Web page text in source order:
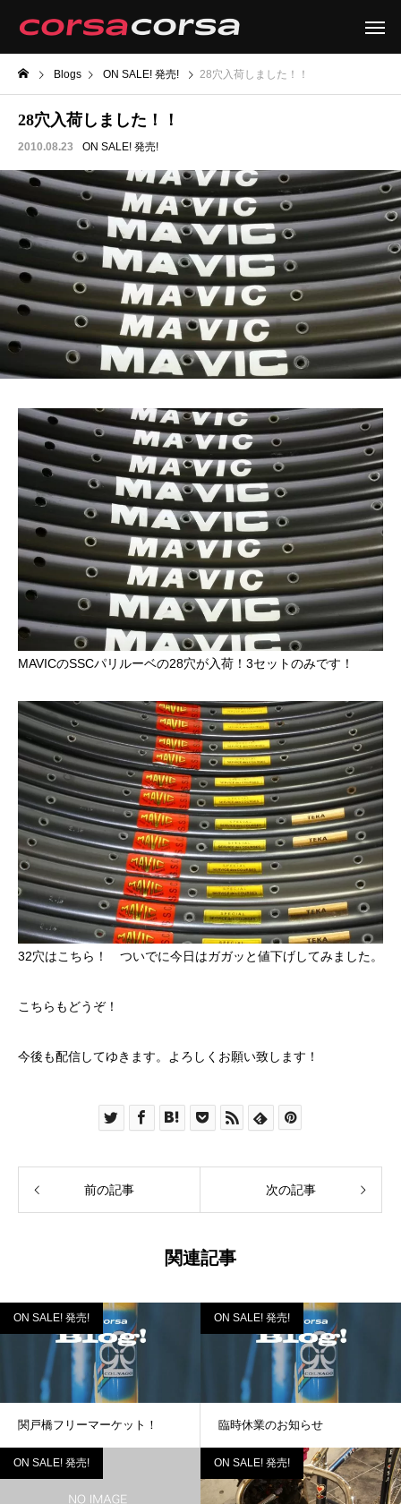
Blogs ON SALE! 発売! 28穴入荷しました！！
28穴入荷しました！！
2010.08.23 ON SALE! 発売!
MAVICのSSCパリルーベの28穴が入荷！3セットのみです！
32穴はこちら！ ついでに今日はガガッと値下げしてみました。
こちら もどうぞ！
今後も配信してゆきます。よろしくお願い致します！
前の記事 次の記事
関連記事
ON SALE! 発売!
関戸橋フリーマーケット！
ON SALE! 発売!
臨時休業のお知らせ
ON SALE! 発売! ON SALE! 発売!